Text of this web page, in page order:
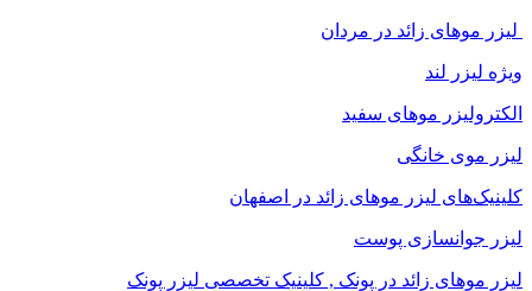
لیزر موهای زائد در مردان
ویژه لیزر لند
الکترولیزر موهای سفید
لیزر موی خانگی
کلینیک‌های لیزر موهای زائد در اصفهان
لیزر جوانسازی پوست
لیزر موهای زائد در پونک , کلینیک تخصصی لیزر پونک